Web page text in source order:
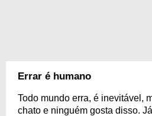
Errar é humano
Todo mundo erra, é inevitável,
chato e ninguém gosta disso.